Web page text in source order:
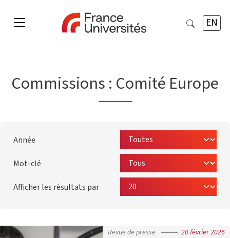
EN
Commissions : Comité Europe
Année
Mot-clé
Afficher les résultats par
Revue de presse 20 février 2026